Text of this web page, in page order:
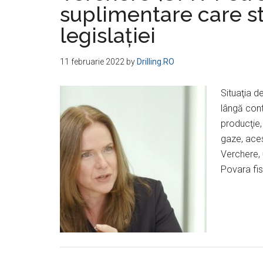
suplimentare care
legislaţiei
11 februarie 2022 by Drilling.RO
Situaţia
lângă
gaze,
Verchere,
Povara